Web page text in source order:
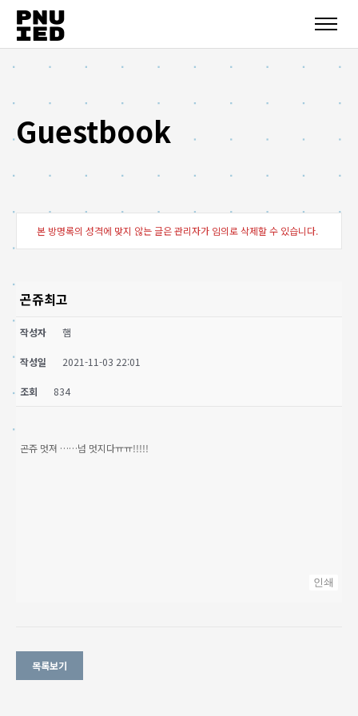
Guestbook
본 방명록의 성격에 맞지 않는 글은 관리자가 임의로 삭제할 수 있습니다.
곤쥬최고
작성자 햄
작성일 2021-11-03 22:01
조회 834
곤쥬 멋져 ……넘 멋지다ㅠㅠ!!!!!
인쇄
목록보기